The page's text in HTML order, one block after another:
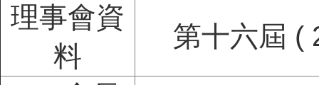
理事會資
料
第十六屆 (